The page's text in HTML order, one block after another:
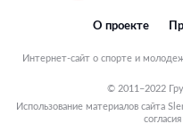
О проекте
Интернет-сайт о спорте и
© 2011–2022
Использование материалов сайта